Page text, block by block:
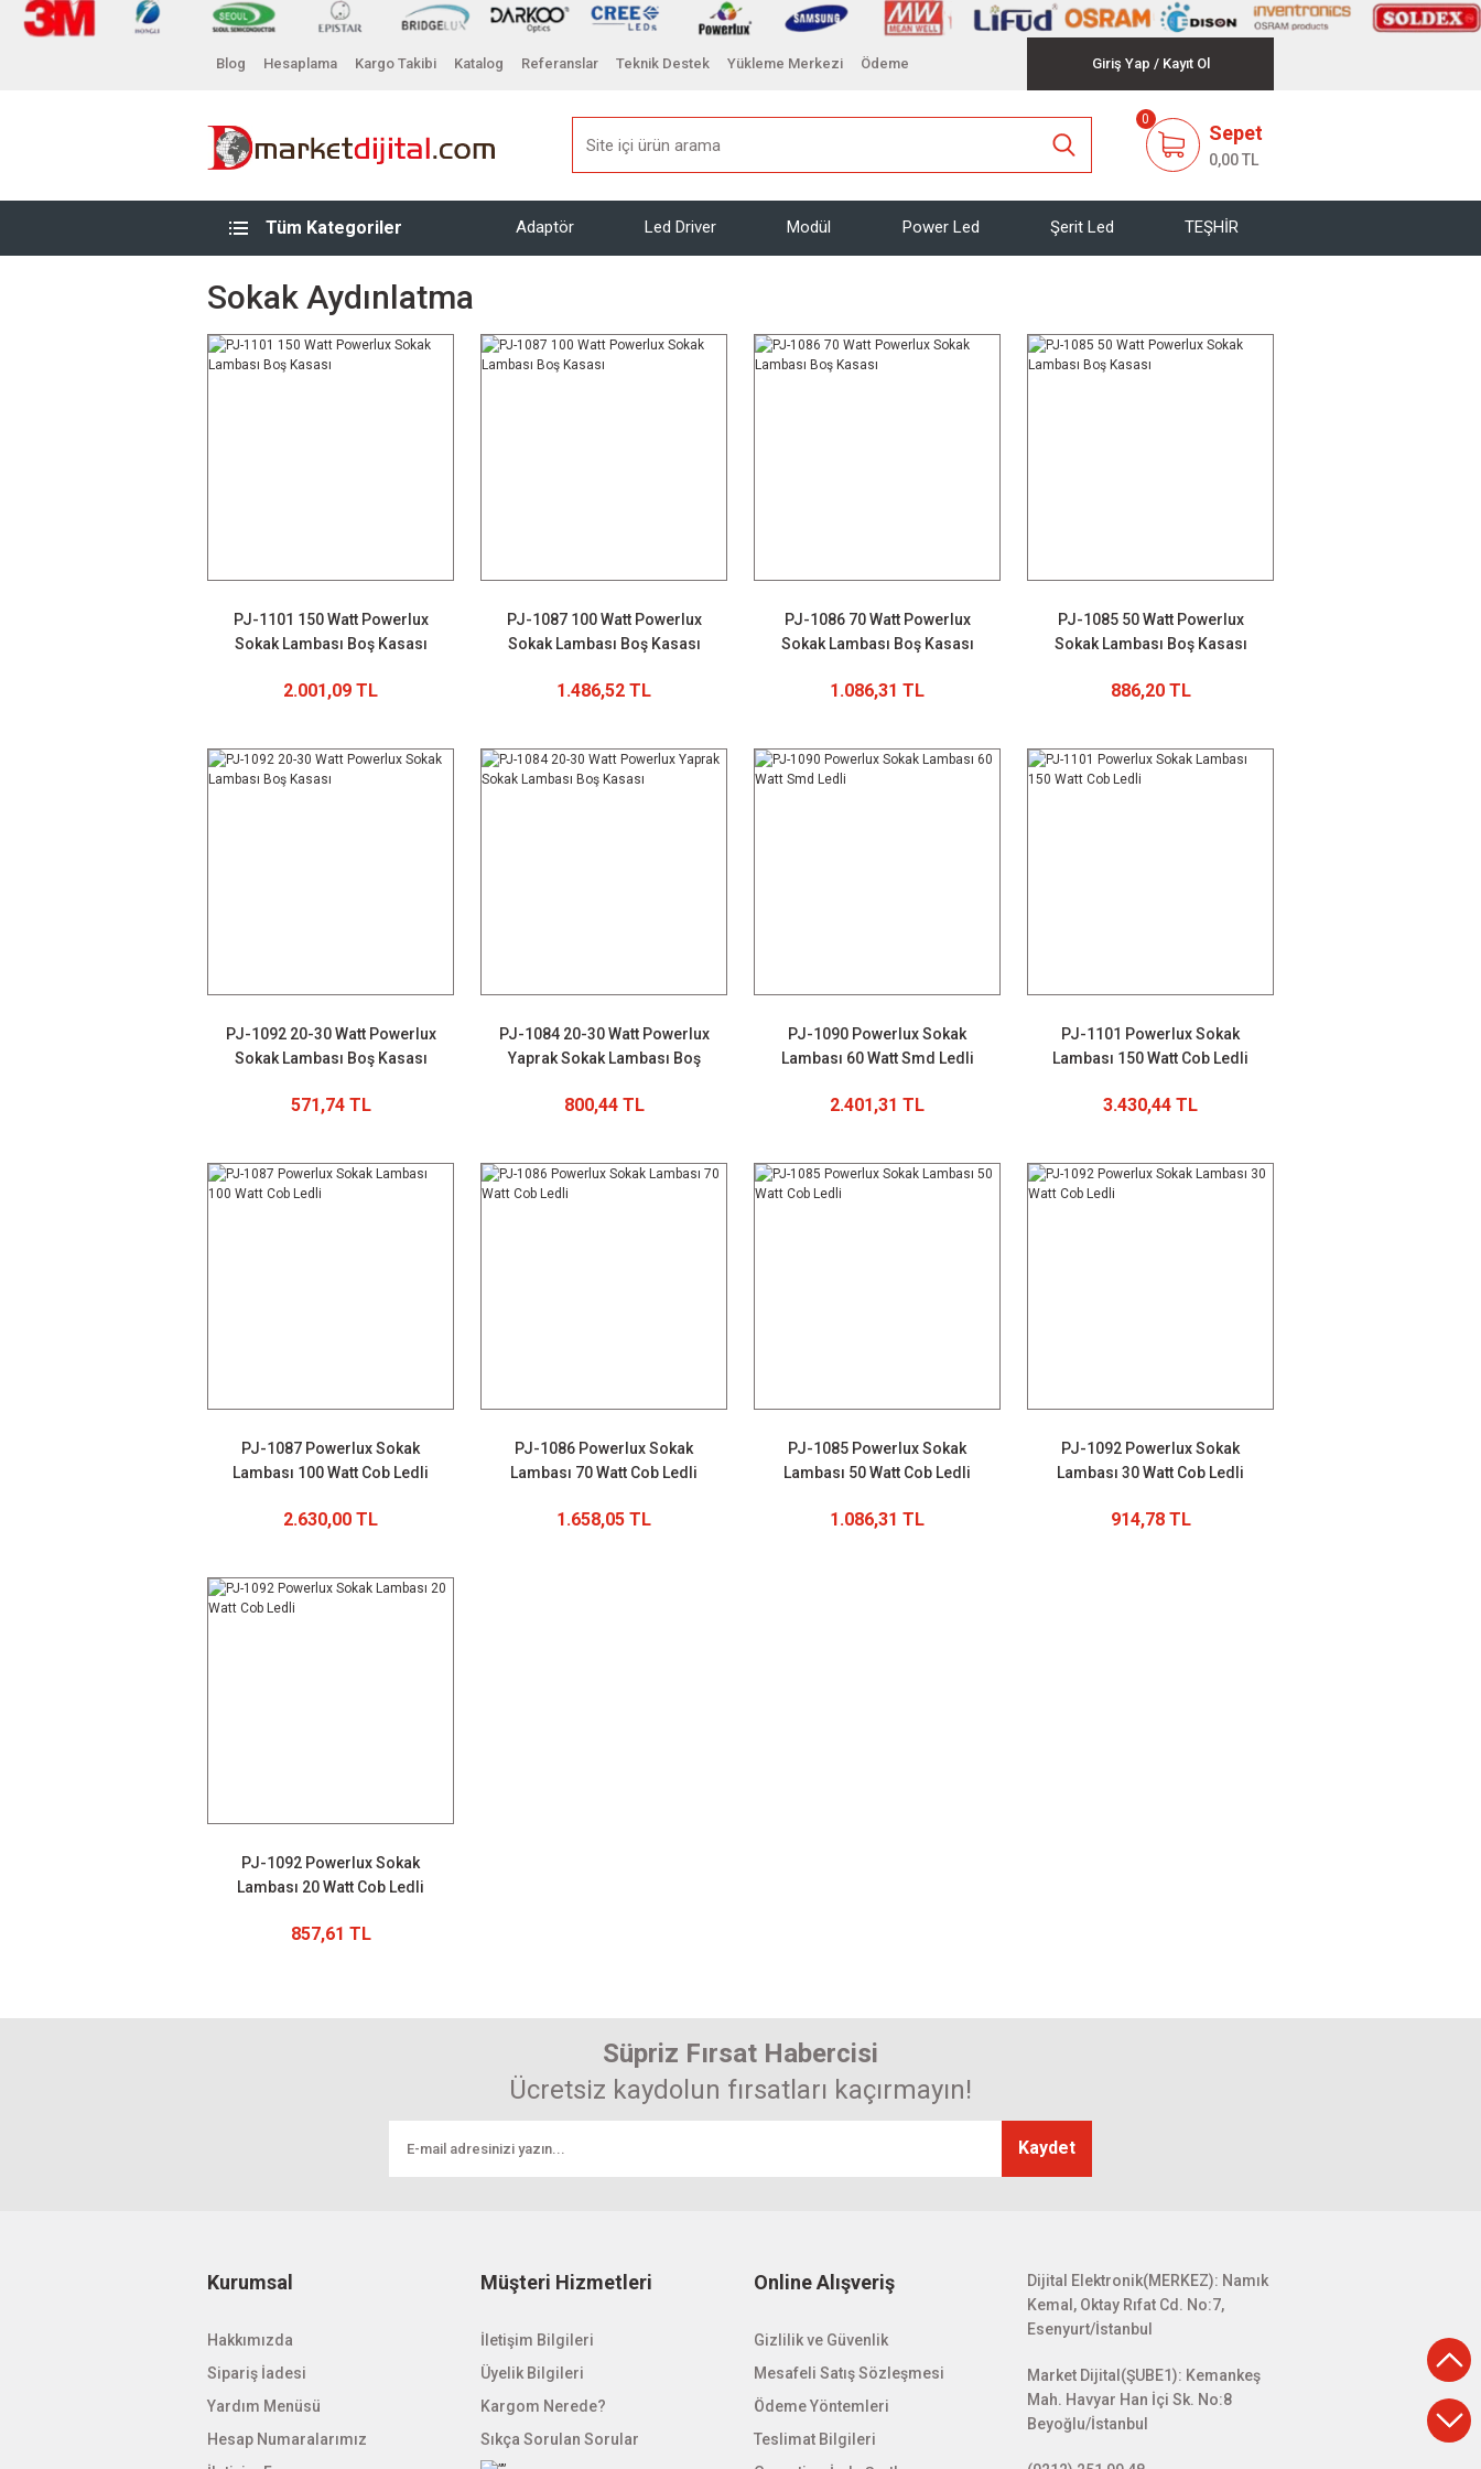
Blog Hesaplama Kargo Takibi Katalog Referanslar Teknik Destek Yükleme Merkezi Ödeme Giriş Yap / Kayıt Ol
0
Sepet
0,00 TL
Tüm Kategoriler Adaptör Led Driver Modül Power Led Şerit Led TEŞHİR
Sokak Aydınlatma
PJ-1101 150 Watt Powerlux
Sokak Lambası Boş Kasası
2.001,09 TL
PJ-1087 100 Watt Powerlux
Sokak Lambası Boş Kasası
1.486,52 TL
PJ-1086 70 Watt Powerlux
Sokak Lambası Boş Kasası
1.086,31 TL
PJ-1085 50 Watt Powerlux
Sokak Lambası Boş Kasası
886,20 TL
PJ-1092 20-30 Watt Powerlux
Sokak Lambası Boş Kasası
571,74 TL
PJ-1084 20-30 Watt Powerlux
Yaprak Sokak Lambası Boş
800,44 TL
PJ-1090 Powerlux Sokak
Lambası 60 Watt Smd Ledli
2.401,31 TL
PJ-1101 Powerlux Sokak
Lambası 150 Watt Cob Ledli
3.430,44 TL
PJ-1087 Powerlux Sokak
Lambası 100 Watt Cob Ledli
2.630,00 TL
PJ-1086 Powerlux Sokak
Lambası 70 Watt Cob Ledli
1.658,05 TL
PJ-1085 Powerlux Sokak
Lambası 50 Watt Cob Ledli
1.086,31 TL
PJ-1092 Powerlux Sokak
Lambası 30 Watt Cob Ledli
914,78 TL
PJ-1092 Powerlux Sokak
Lambası 20 Watt Cob Ledli
857,61 TL
Süpriz Fırsat Habercisi
Ücretsiz kaydolun fırsatları kaçırmayın!
Kaydet
Kurumsal
Hakkımızda
Sipariş İadesi
Yardım Menüsü
Hesap Numaralarımız
Müşteri Hizmetleri
İletişim Bilgileri
Üyelik Bilgileri
Kargom Nerede?
Sıkça Sorulan Sorular
Online Alışveriş
Gizlilik ve Güvenlik
Mesafeli Satış Sözleşmesi
Ödeme Yöntemleri
Teslimat Bilgileri
Dijital Elektronik(MERKEZ): Namık
Kemal, Oktay Rıfat Cd. No:7,
Esenyurt/İstanbul
Market Dijital(ŞUBE1): Kemankeş
Mah. Havyar Han İçi Sk. No:8
Beyoğlu/İstanbul